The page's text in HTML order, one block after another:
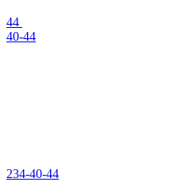
44
40-44
234-40-44